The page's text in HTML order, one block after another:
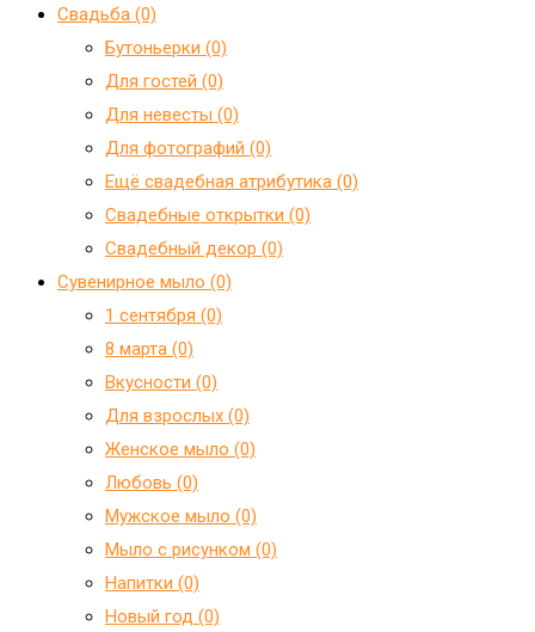
Свадьба (0)
Бутоньерки (0)
Для гостей (0)
Для невесты (0)
Для фотографий (0)
Ещё свадебная атрибутика (0)
Свадебные открытки (0)
Свадебный декор (0)
Сувенирное мыло (0)
1 сентября (0)
8 марта (0)
Вкусности (0)
Для взрослых (0)
Женское мыло (0)
Любовь (0)
Мужское мыло (0)
Мыло с рисунком (0)
Напитки (0)
Новый год (0)